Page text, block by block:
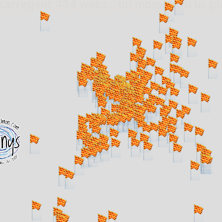
484 webs... un moment si us